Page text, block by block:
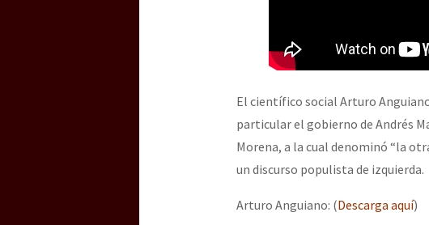
El científico social Arturo
particular el gobierno de Andrés
Morena, a la cual denominó “la
un discurso populista de izquierda.
Arturo Anguiano: (Descarga aquí)